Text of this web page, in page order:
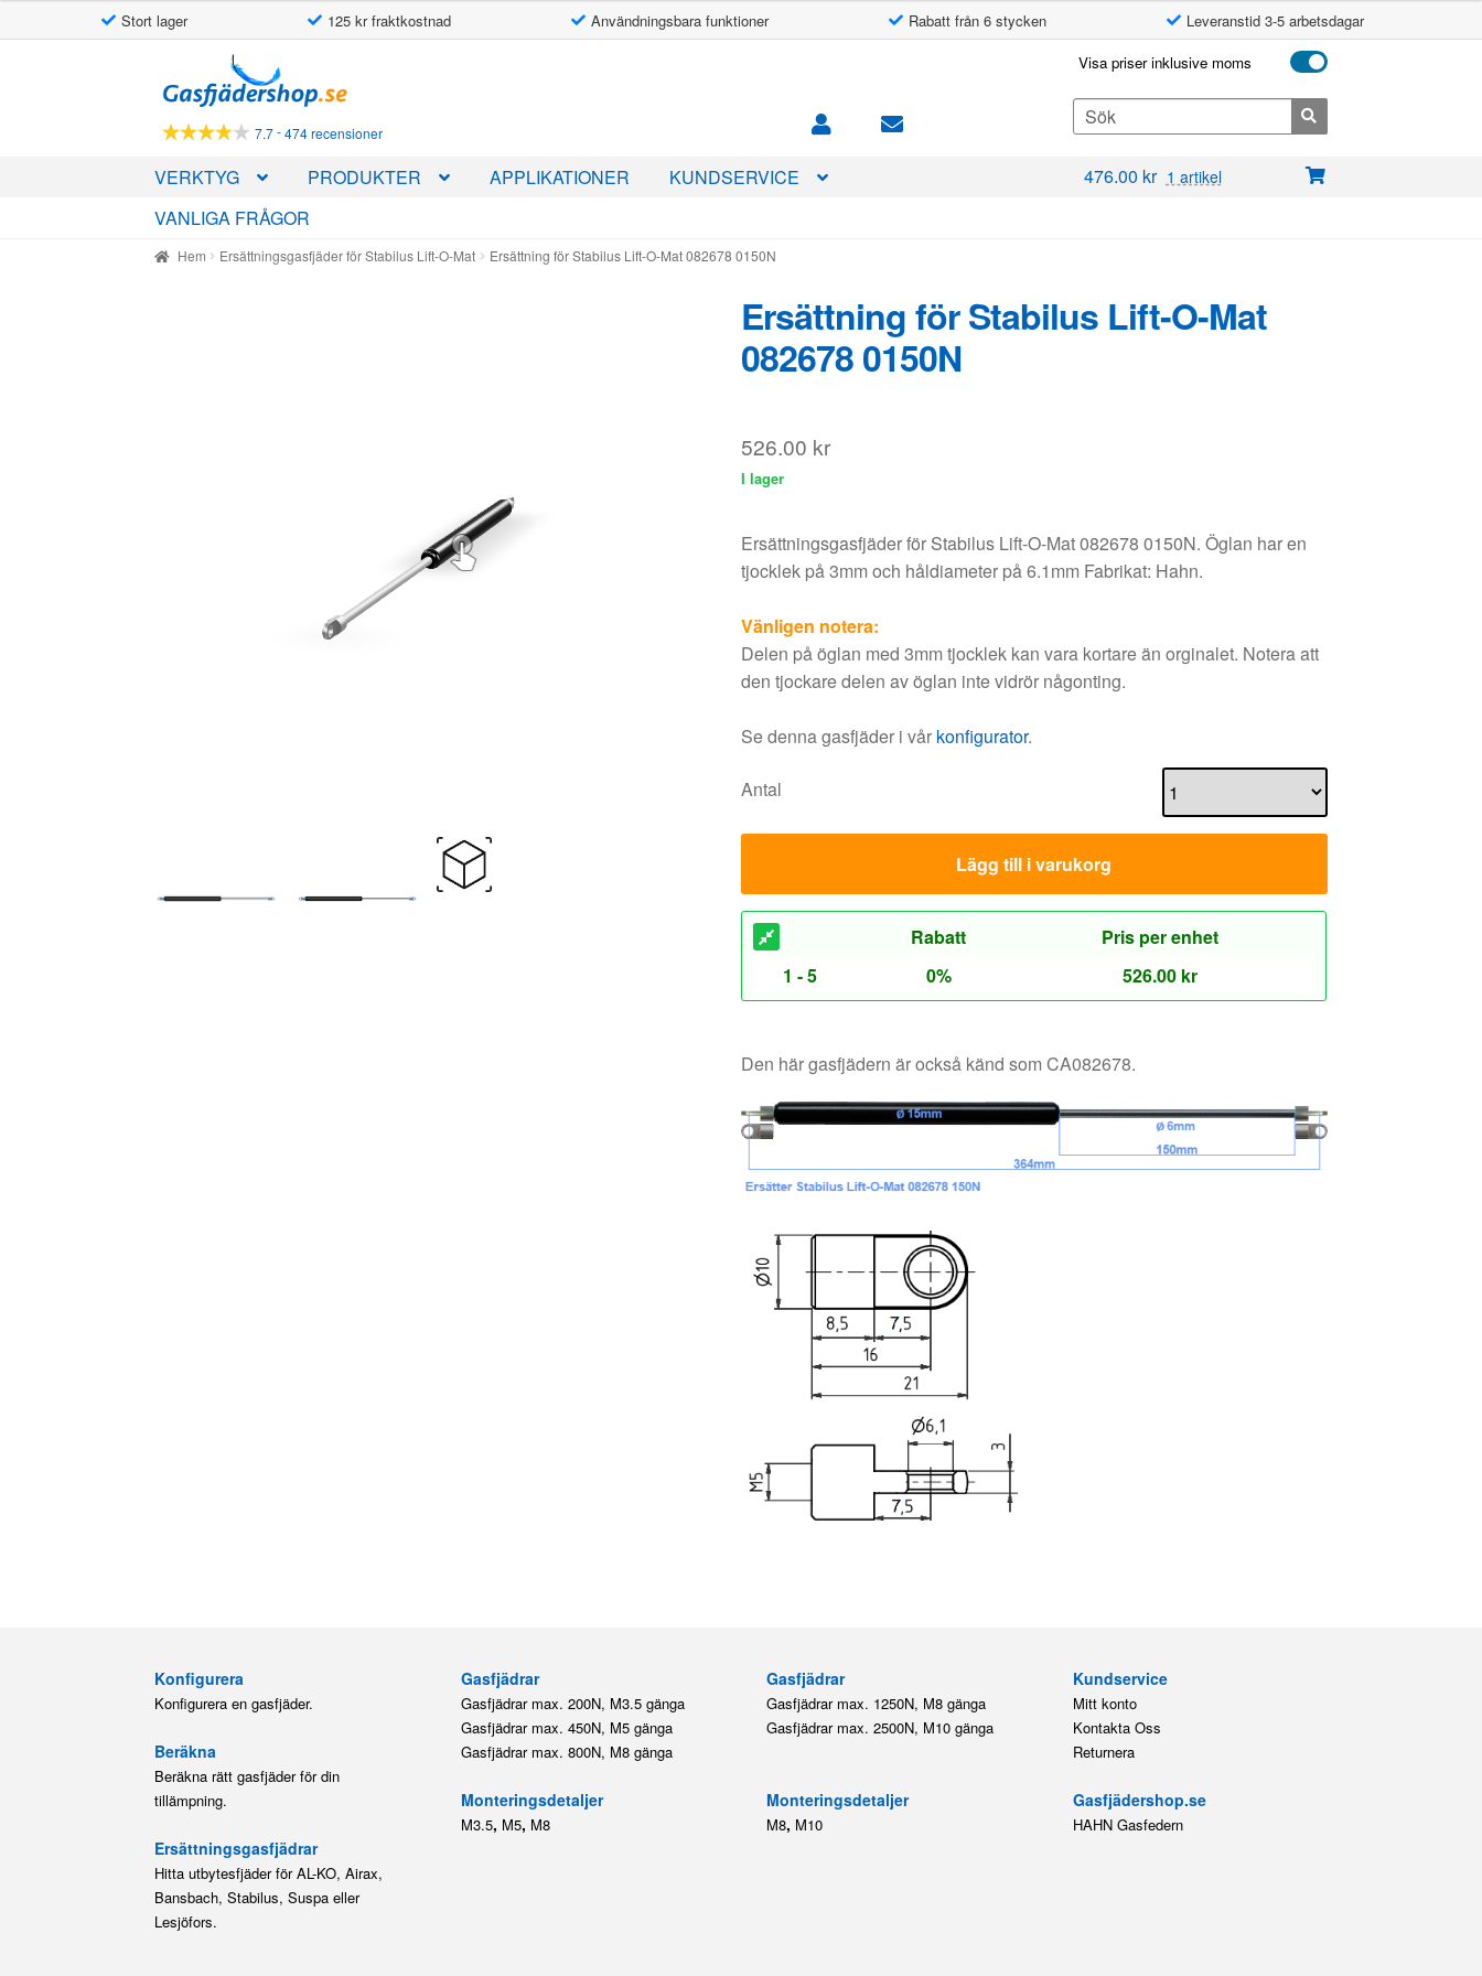
Stort lager 125 kr fraktkostnad Användningsbara funktioner Rabatt från 6 stycken Leveranstid 3-5 arbetsdagar
till
navigering
till
innehåll
7.7-474 recensioner
Visa priser inklusive moms
Search
for:
VERKTYG PRODUKTER APPLIKATIONER
KUNDSERVICE
VANLIGA FRÅGOR
476.00 kr 1 artikel
Hem Ersättningsgasfjäder för Stabilus Lift-O-Mat Ersättning för Stabilus Lift-O-Mat 082678 0150N
Ersättning för Stabilus Lift-O-Mat
082678 0150N
526.00 kr
I lager
Ersättningsgasfjäder för Stabilus Lift-O-Mat 082678 0150N. Öglan har en
tjocklek på 3mm och håldiameter på 6.1mm Fabrikat: Hahn.
Vänligen notera:
Delen på öglan med 3mm tjocklek kan vara kortare än orginalet. Notera att
den tjockare delen av öglan inte vidrör någonting.
Se denna gasfjäder i vår konfigurator.
Antal
Lägg till i varukorg
Rabatt
Pris per enhet
1 - 5
0% 526.00 kr
Den här gasfjädern är också känd som CA082678.
Konfigurera
Konfigurera en gasfjäder.
Beräkna
Beräkna rätt gasfjäder för din
tillämpning.
Ersättningsgasfjädrar
Hitta utbytesfjäder för AL-KO, Airax,
Bansbach, Stabilus, Suspa eller
Lesjöfors.
Gasfjädrar
Gasfjädrar max. 200N, M3.5 gänga
Gasfjädrar max. 450N, M5 gänga
Gasfjädrar max. 800N, M8 gänga
Monteringsdetaljer
M3.5, M5, M8
Gasfjädrar
Gasfjädrar max. 1250N, M8 gänga
Gasfjädrar max. 2500N, M10 gänga
Monteringsdetaljer
M8, M10
Kundservice
Mitt konto
Kontakta Oss
Returnera
Gasfjädershop.se
HAHN Gasfedern